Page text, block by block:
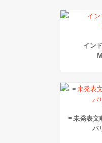
イン
= 未発表文
パ